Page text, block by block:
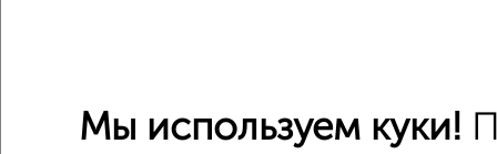
Комнаты
Мы используем куки!